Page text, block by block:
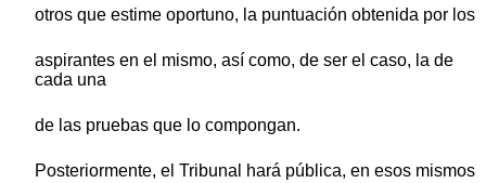
otros que estime oportuno, la puntuación obtenida por los
aspirantes en el mismo, así como, de ser el caso, la de
cada una
de las pruebas que lo compongan.
Posteriormente, el Tribunal hará pública, en esos mismos